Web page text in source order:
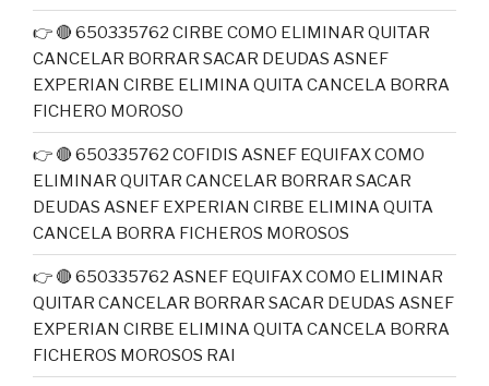
👉 🔴 650335762 CIRBE COMO ELIMINAR QUITAR
CANCELAR BORRAR SACAR DEUDAS ASNEF
EXPERIAN CIRBE ELIMINA QUITA CANCELA BORRA
FICHERO MOROSO
👉 🔴 650335762 COFIDIS ASNEF EQUIFAX COMO
ELIMINAR QUITAR CANCELAR BORRAR SACAR
DEUDAS ASNEF EXPERIAN CIRBE ELIMINA QUITA
CANCELA BORRA FICHEROS MOROSOS
👉 🔴 650335762 ASNEF EQUIFAX COMO ELIMINAR
QUITAR CANCELAR BORRAR SACAR DEUDAS ASNEF
EXPERIAN CIRBE ELIMINA QUITA CANCELA BORRA
FICHEROS MOROSOS RAI